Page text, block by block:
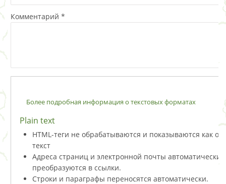
Комментарий *
Более подробная информация о текстовых форматах
Plain text
HTML-теги не обрабатываются и показываются как
текст
Адреса страниц и электронной почты автоматически
преобразуются в ссылки.
Строки и параграфы переносятся автоматически.